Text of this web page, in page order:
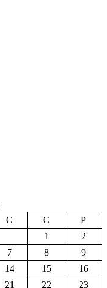
C C
P
1
2
7 8
9
14 15
16
21 22 23